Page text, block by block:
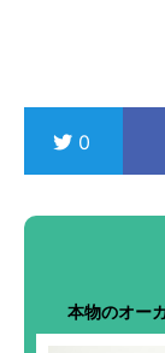
0
本物のオー